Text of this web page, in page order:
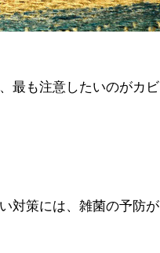
最も注意したいのがカビ
対策には、雑菌の予防が